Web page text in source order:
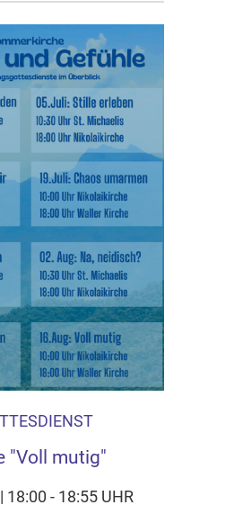
"Voll mutig"
18:00 - 18:55 UHR